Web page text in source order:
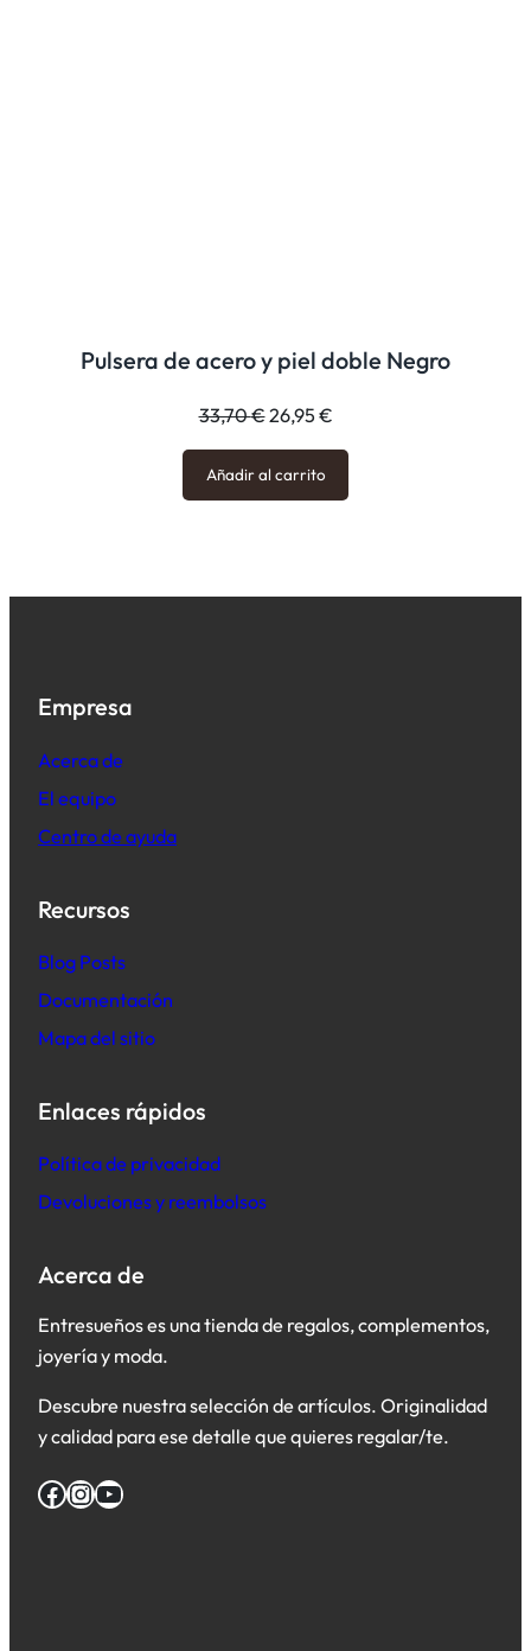
Pulsera de acero y piel doble Negro
33,70€El
precio
original
era:
26,95€El
precio
es:
Añadir al carrito
Empresa
Acerca de
El equipo
Centro de ayuda
Recursos
Blog Posts
Documentación
Mapa del sitio
Enlaces rápidos
Política de privacidad
Devoluciones y reembolsos
Acerca de
Entresueños es una tienda de regalos, complementos,
joyería y moda.
Descubre nuestra selección de artículos. Originalidad
y calidad para ese detalle que quieres regalar/te.
Facebook InstagramYouTube